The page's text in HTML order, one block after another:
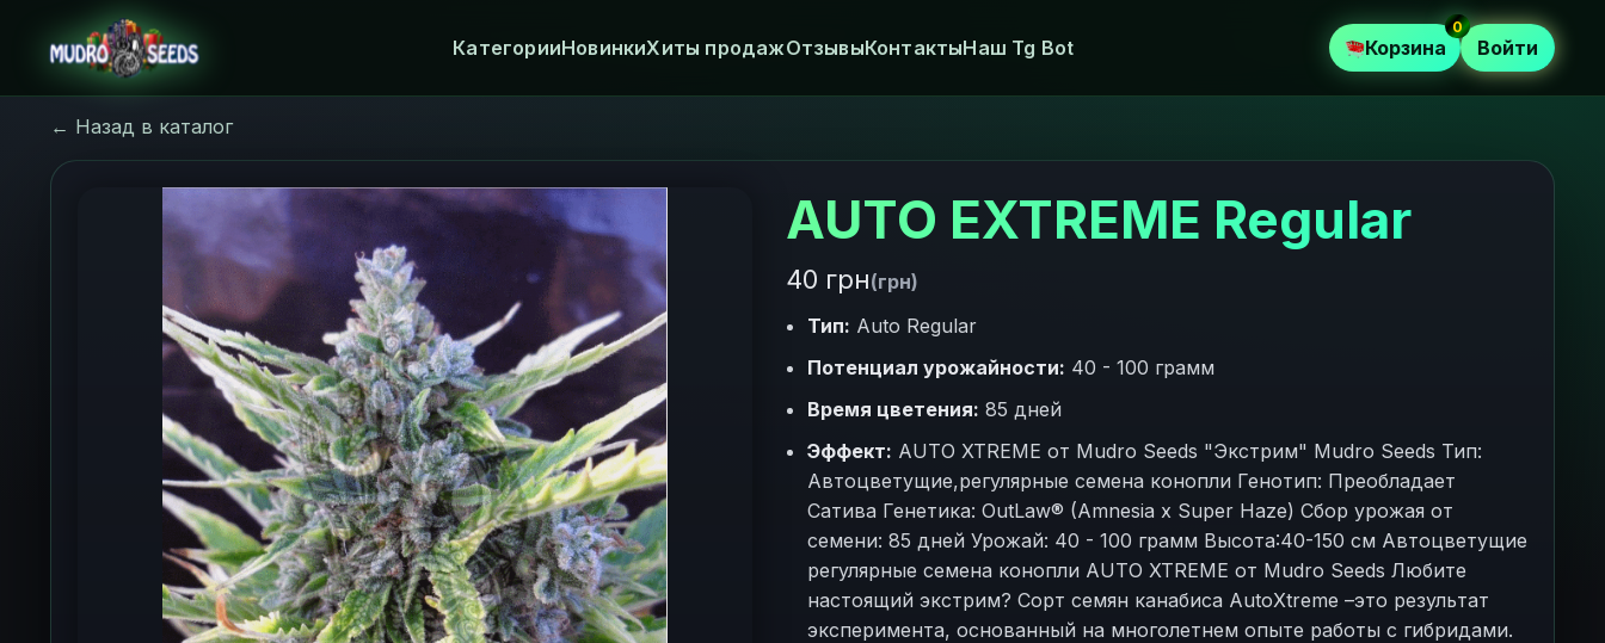
КатегорииНовинкиХиты продажОтзывыКонтактыНаш Tg Bot Корзина
0
Войти
← Назад в каталог
AUTO EXTREME Regular
40 грн(грн)
Тип: Auto Regular
Потенциал урожайности: 40 - 100 грамм
Время цветения: 85 дней
Эффект: AUTO XTREME от Mudro Seeds "Экстрим" Mudro Seeds Тип:
Автоцветущие,регулярные семена конопли Генотип: Преобладает
Сатива Генетика: OutLaw® (Amnesia x Super Haze) Сбор урожая от
семени: 85 дней Урожай: 40 - 100 грамм Высота:40-150 см Автоцветущие
регулярные семена конопли AUTO XTREME от Mudro Seeds Любите
настоящий экстрим? Сорт семян канабиса AutoXtreme –это результат
эксперимента, основанный на многолетнем опыте работы с гибридами.